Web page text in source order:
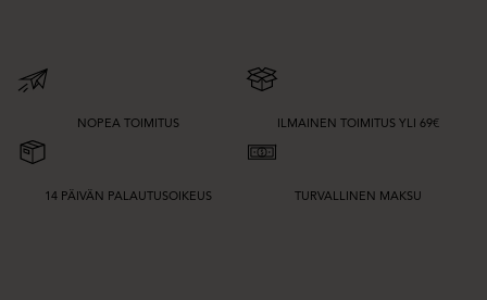
NOPEA TOIMITUS ILMAINEN TOIMITUS YLI 69€
14 PÄIVÄN PALAUTUSOIKEUS TURVALLINEN MAKSU